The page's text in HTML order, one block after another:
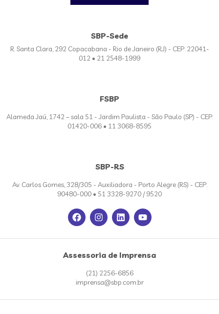
SBP-Sede
R. Santa Clara, 292 Copacabana - Rio de Janeiro (RJ) - CEP: 22041-
012 • 21 2548-1999
FSBP
Alameda Jaú, 1742 – sala 51 - Jardim Paulista - São Paulo (SP) - CEP:
01420-006 • 11 3068-8595
SBP-RS
Av. Carlos Gomes, 328/305 - Auxiliadora - Porto Alegre (RS) - CEP:
90480-000 • 51 3328-9270 / 9520
Assessoria de Imprensa
(21) 2256-6856
imprensa@sbp.com.br